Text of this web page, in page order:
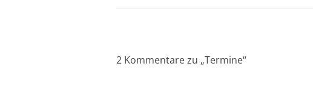
2 Kommentare zu „Termine“